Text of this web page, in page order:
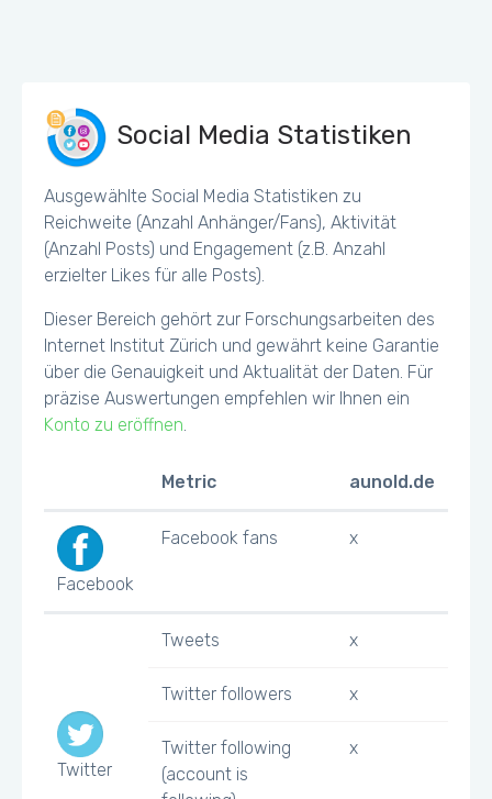
Social Media Statistiken
Ausgewählte Social Media Statistiken zu
Reichweite (Anzahl Anhänger/Fans), Aktivität
(Anzahl Posts) und Engagement (z.B. Anzahl
erzielter Likes für alle Posts).
Dieser Bereich gehört zur Forschungsarbeiten des
Internet Institut Zürich und gewährt keine Garantie
über die Genauigkeit und Aktualität der Daten. Für
präzise Auswertungen empfehlen wir Ihnen ein
Konto zu eröffnen.
Metric aunold.de
Facebook
Facebook fans x
Twitter
Tweets x
Twitter followers x
Twitter following
(account is
x